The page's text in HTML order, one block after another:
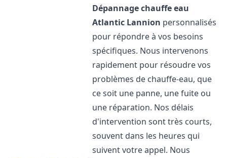
Dépannage chauffe eau
Atlantic Lannion personnalisés
pour répondre à vos besoins
spécifiques. Nous intervenons
rapidement pour résoudre vos
problèmes de chauffe-eau, que
ce soit une panne, une fuite ou
une réparation. Nos délais
d'intervention sont très courts,
souvent dans les heures qui
suivent votre appel. Nous